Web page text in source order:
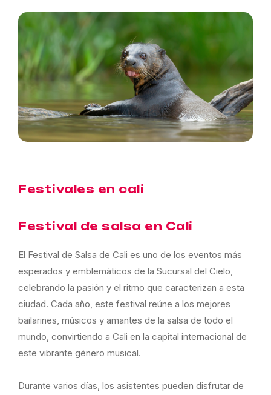
Festivales en cali
Festival de salsa en Cali
El Festival de Salsa de Cali es uno de los eventos más
esperados y emblemáticos de la Sucursal del Cielo,
celebrando la pasión y el ritmo que caracterizan a esta
ciudad. Cada año, este festival reúne a los mejores
bailarines, músicos y amantes de la salsa de todo el
mundo, convirtiendo a Cali en la capital internacional de
este vibrante género musical.
Durante varios días, los asistentes pueden disfrutar de